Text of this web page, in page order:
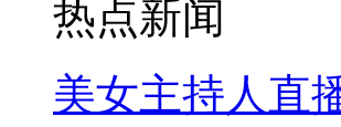
热点新闻
美女主持人直